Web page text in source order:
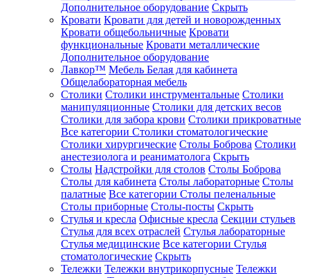
Дополнительное оборудование Скрыть
Кровати Кровати для детей и новорожденных
Кровати общебольничные Кровати
функциональные Кровати металлические
Дополнительное оборудование
Лавкор™ Мебель Белая для кабинета
Общелабораторная мебель
Столики Столики инструментальные Столики
манипуляционные Столики для детских весов
Столики для забора крови Столики прикроватные
Все категории Столики стоматологические
Столики хирургические Столы Боброва Столики
анестезиолога и реаниматолога Скрыть
Столы Надстройки для столов Столы Боброва
Столы для кабинета Столы лабораторные Столы
палатные Все категории Столы пеленальные
Столы приборные Столы-посты Скрыть
Стулья и кресла Офисные кресла Секции стульев
Стулья для всех отраслей Стулья лабораторные
Стулья медицинские Все категории Стулья
стоматологические Скрыть
Тележки Тележки внутрикорпусные Тележки